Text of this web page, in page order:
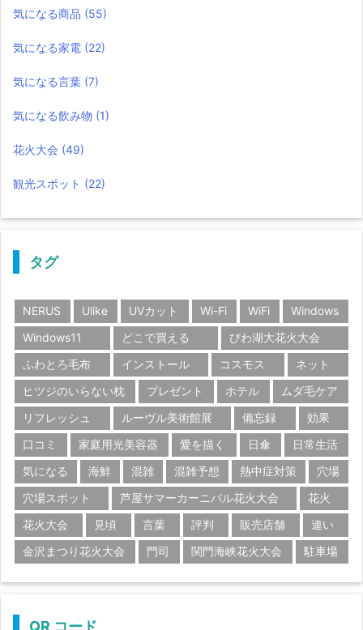
気になる商品 (55)
気になる家電 (22)
気になる言葉 (7)
気になる飲み物 (1)
花火大会 (49)
観光スポット (22)
タグ
NERUS Ulike UVカット Wi-Fi WiFi
Windows
Windows11
どこで買える
びわ湖大花火大会
ふわとろ毛布
インストール コスモス
ネット
ヒツジのいらない枕
プレゼント ホテル
ムダ毛ケア
リフレッシュ
ルーヴル美術館展 備忘録
効果
口コミ
家庭用光美容器 愛を描く 日傘
日常生活
気になる
海鮮 混雑 混雑予想 熱中症対策
穴場
穴場スポット
芦屋サマーカーニバル花火大会
花火
花火大会
見頃 言葉 評判 販売店舗
違い
金沢まつり花火大会
門司 関門海峡花火大会 駐車場
QR コード